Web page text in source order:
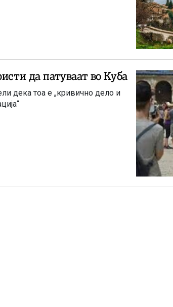
да патуваат во Куба
дека тоа е „кривично дело и